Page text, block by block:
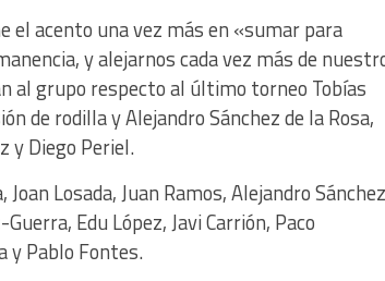
el acento una vez más en «sumar para
y alejarnos cada vez más de
al grupo respecto al último torneo Tobías
de rodilla y Alejandro Sánchez de la Rosa,
y Diego Periel.
Losada, Juan Ramos, Alejandro Sánchez
Edu López, Javi Carrión, Paco
y Pablo Fontes.